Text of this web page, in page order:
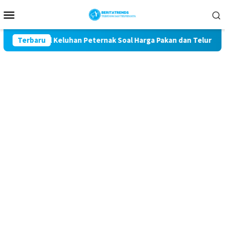
ke
Mobile
Terbaru
Kawal Keluhan Peternak Soal Harga Pakan dan Telur